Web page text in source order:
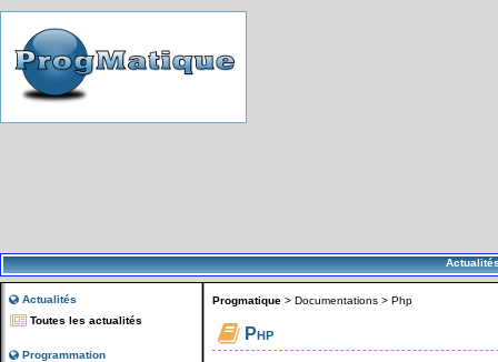
Actualités
Toutes les actualités
Programmation
Progmatique > Documentations > Php
Php